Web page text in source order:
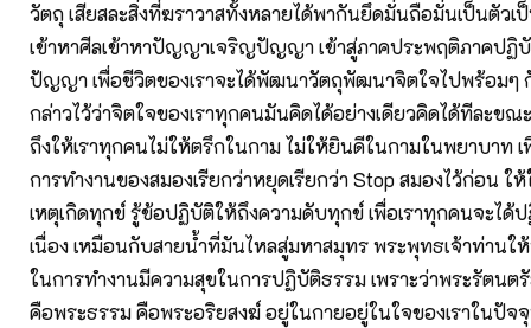
วัตถุ เสียสละสิ่งที่ฆราวาสทั้งหลายได้พากันยึดมั่นถือมั่นเป็นตัว
เข้าหาศีลเข้าหาปัญญาเจริญปัญญา เข้าสู่ภาคประพฤติภาคปฏิ
ปัญญา เพื่อชีวิตของเราจะได้พัฒนาวัตถุพัฒนาจิตใจไปพร้อมๆ
กล่าวไว้ว่าจิตใจของเราทุกคนมันคิดได้อย่างเดียวคิดได้ทีละขณ
ถึงให้เราทุกคนไม่ให้ตรึกในกาม ไม่ให้ยินดีในกามในพยาบาท เ
การทำงานของสมองเรียกว่าหยุดเรียกว่า Stop สมองไว้ก่อน ใ
เหตุเกิดทุกข์ รู้ข้อปฏิบัติให้ถึงความดับทุกข์ เพื่อเราทุกคนจะได้
เนื่อง เหมือนกับสายน้ำที่มันไหลสู่มหาสมุทร พระพุทธเจ้าท่านใ
ในการทำงานมีความสุขในการปฏิบัติธรรม เพราะว่าพระรัตนต
คือพระธรรม คือพระอริยสงฆ์ อยู่ในกายอยู่ในใจของเราในปัจ